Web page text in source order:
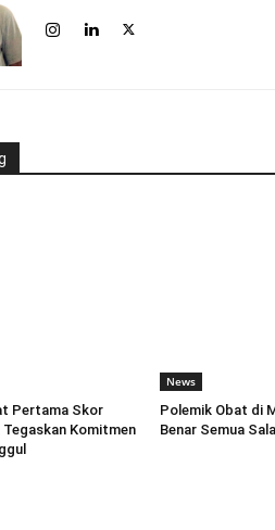
Pertama Skor
Komitmen
News
Polemik Obat di
Benar Semua